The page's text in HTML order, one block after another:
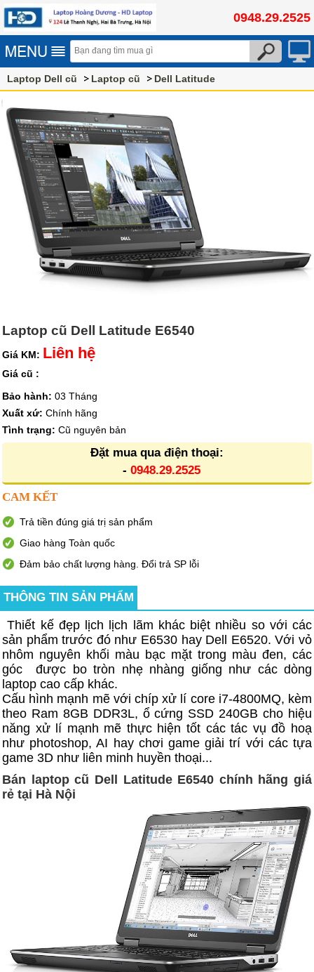
0948.29.2525
Laptop Dell cũ Laptop cũ Dell Latitude
Laptop cũ Dell Latitude E6540
Giá KM: Liên hệ
Giá cũ :
Bảo hành: 03 Tháng
Xuất xứ: Chính hãng
Tình trạng: Cũ nguyên bản
Đặt mua qua điện thoại:
- 0948.29.2525
CAM KẾT
Trả tiền đúng giá trị sản phẩm
Giao hàng Toàn quốc
Đảm bảo chất lượng hàng. Đổi trả SP lỗi
THÔNG TIN SẢN PHẨM
Thiết kế đẹp lịch lịch lãm khác biệt nhiều so với các
sản phẩm trước đó như E6530 hay Dell E6520. Với vỏ
nhôm nguyên khối màu bạc mặt trong màu đen, các
góc được bo tròn nhẹ nhàng giống như các dòng
laptop cao cấp khác.
Cấu hình mạnh mẽ với chíp xử lí core i7-4800MQ, kèm
theo Ram 8GB DDR3L, ổ cứng SSD 240GB cho hiệu
năng xử lí mạnh mẽ thực hiện tốt các tác vụ đồ hoạ
như photoshop, AI hay chơi game giải trí với các tựa
game 3D như liên minh huyền thoại...
Bán laptop cũ Dell Latitude E6540 chính hãng giá
rẻ tại Hà Nội